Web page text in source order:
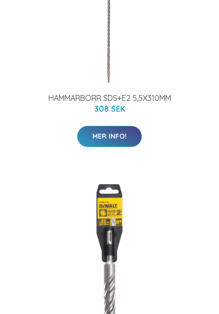
HAMMARBORR SDS+E2 5,5X310MM
308 SEK
MER INFO!